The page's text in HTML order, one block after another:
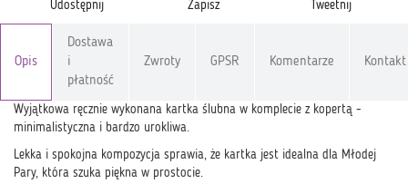
Udostępnij Zapisz Tweetnij
Opis
Dostawa
i
płatność
Zwroty GPSR Komentarze Kontakt
Wyjątkowa ręcznie wykonana kartka ślubna w komplecie z kopertą -
minimalistyczna i bardzo urokliwa.
Lekka i spokojna kompozycja sprawia, że kartka jest idealna dla Młodej
Pary, która szuka piękna w prostocie.